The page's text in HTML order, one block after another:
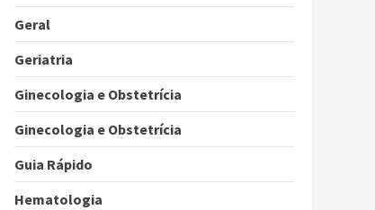
Geral
Geriatria
Ginecologia e Obstetrícia
Ginecologia e Obstetrícia
Guia Rápido
Hematologia